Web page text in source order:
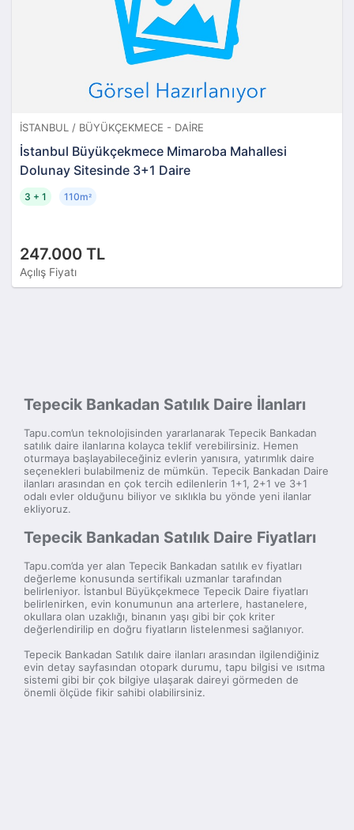
İSTANBUL / BÜYÜKÇEKMECE - DAIRE
İstanbul Büyükçekmece Mimaroba Mahallesi
Dolunay Sitesinde 3+1 Daire
247.000 TL
Açılış Fiyatı
3 + 1 110m²
Tepecik Bankadan Satılık Daire İlanları
Tapu.com’un teknolojisinden yararlanarak Tepecik Bankadan
satılık daire ilanlarına kolayca teklif verebilirsiniz. Hemen
oturmaya başlayabileceğiniz evlerin yanısıra, yatırımlık daire
seçenekleri bulabilmeniz de mümkün. Tepecik Bankadan Daire
ilanları arasından en çok tercih edilenlerin 1+1, 2+1 ve 3+1
odalı evler olduğunu biliyor ve sıklıkla bu yönde yeni ilanlar
ekliyoruz.
Tepecik Bankadan Satılık Daire Fiyatları
Tapu.com’da yer alan Tepecik Bankadan satılık ev fiyatları
değerleme konusunda sertifikalı uzmanlar tarafından
belirleniyor. İstanbul Büyükçekmece Tepecik Daire fiyatları
belirlenirken, evin konumunun ana arterlere, hastanelere,
okullara olan uzaklığı, binanın yaşı gibi bir çok kriter
değerlendirilip en doğru fiyatların listelenmesi sağlanıyor.
Tepecik Bankadan Satılık daire ilanları arasından ilgilendiğiniz
evin detay sayfasından otopark durumu, tapu bilgisi ve ısıtma
sistemi gibi bir çok bilgiye ulaşarak daireyi görmeden de
önemli ölçüde fikir sahibi olabilirsiniz.